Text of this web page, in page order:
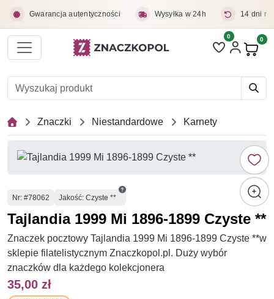
Gwarancja autentyczności Wysyłka w 24h 14 dni
Liczba pozycji
0 0
Znaczki Niestandardowe Karnety
Numer
Nr: #78062 Jakość: Czyste **
Tajlandia 1999 Mi 1896-1899 Czyste **
Znaczek pocztowy Tajlandia 1999 Mi 1896-1899 Czyste **w
sklepie filatelistycznym Znaczkopol.pl. Duży wybór
znaczków dla każdego kolekcjonera
35,00 zł